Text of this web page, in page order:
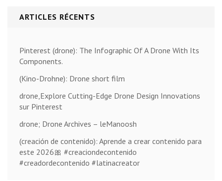
ARTICLES RÉCENTS
Pinterest (drone): The Infographic Of A Drone With Its
Components.
(Kino-Drohne): Drone short film
drone,Explore Cutting-Edge Drone Design Innovations
sur Pinterest
drone; Drone Archives – leManoosh
(creación de contenido): Aprende a crear contenido para
este 2026🎀 #creaciondecontenido
#creadordecontenido #latinacreator